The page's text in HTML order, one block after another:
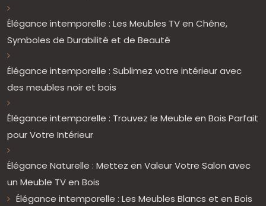
Élégance intemporelle : Les Meubles TV en Chêne,
Symboles de Durabilité et de Beauté
Élégance intemporelle : Sublimez votre intérieur avec
des meubles noir et bois
Élégance intemporelle : Trouvez le Meuble en Bois Parfait
pour Votre Intérieur
Élégance Naturelle : Mettez en Valeur Votre Salon avec
un Meuble TV en Bois
Élégance intemporelle : Les Meubles Blancs et en Bois